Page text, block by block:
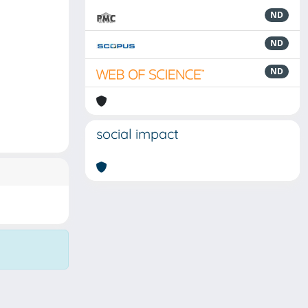
ND
ND
ND
social impact